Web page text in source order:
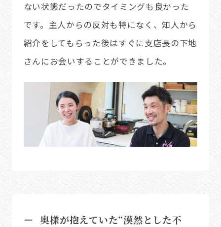
ない状態だったのでタイミングも良かった
です。主人からの反対も特になく、知人から
紹介をしてもらった後はすぐに支店長の下地
さんにお会いすることができました。
奥様が抱えていた“漠然とした不